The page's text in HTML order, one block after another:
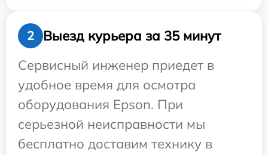
2
Выезд курьера за 35 минут
Сервисный инженер приедет в
удобное время для осмотра
оборудования Epson. При
серьезной неисправности мы
бесплатно доставим технику в